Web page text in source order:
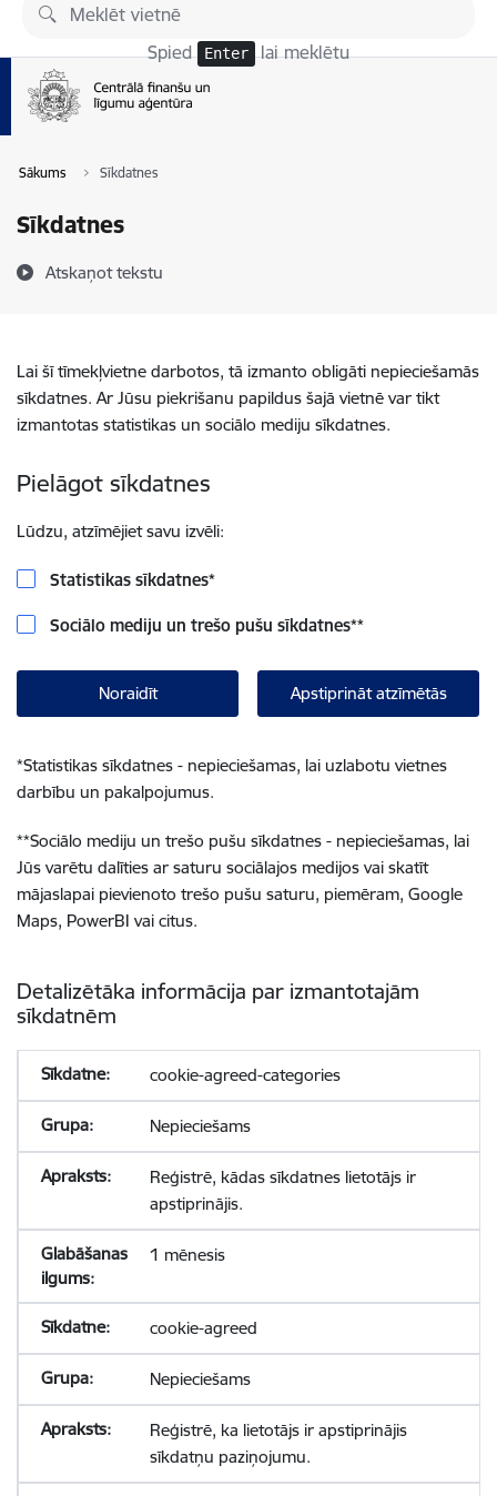
Pāriet uz lapas saturu
Spied Enter lai meklētu
Sākums Sīkdatnes
Sīkdatnes
Atskaņot tekstu
Lai šī tīmekļvietne darbotos, tā izmanto obligāti nepieciešamās
sīkdatnes. Ar Jūsu piekrišanu papildus šajā vietnē var tikt
izmantotas statistikas un sociālo mediju sīkdatnes.
Pielāgot sīkdatnes
Lūdzu, atzīmējiet savu izvēli:
Statistikas sīkdatnes*
Sociālo mediju un trešo pušu sīkdatnes**
Noraidīt Apstiprināt atzīmētās
*Statistikas sīkdatnes - nepieciešamas, lai uzlabotu vietnes
darbību un pakalpojumus.
**Sociālo mediju un trešo pušu sīkdatnes - nepieciešamas, lai
Jūs varētu dalīties ar saturu sociālajos medijos vai skatīt
mājaslapai pievienoto trešo pušu saturu, piemēram, Google
Maps, PowerBI vai citus.
Detalizētāka informācija par izmantotajām
sīkdatnēm
cookie-agreed-categories
Nepieciešams
Reģistrē, kādas sīkdatnes lietotājs ir
apstiprinājis.
1 mēnesis
cookie-agreed
Nepieciešams
Reģistrē, ka lietotājs ir apstiprinājis
sīkdatņu paziņojumu.